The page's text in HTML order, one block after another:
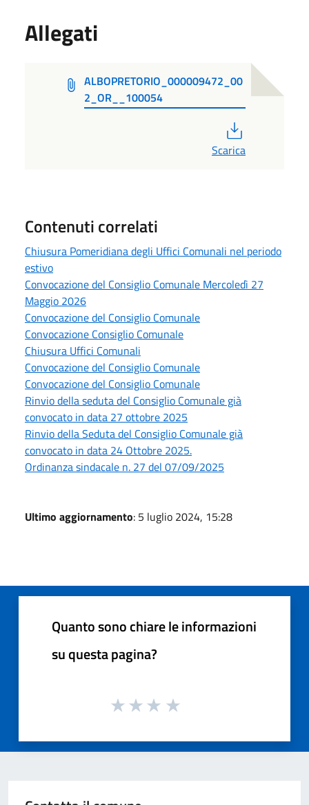
Allegati
ALBOPRETORIO_000009472_00
2_OR__100054
Scarica
Contenuti correlati
Chiusura Pomeridiana degli Uffici Comunali nel periodo
estivo
Convocazione del Consiglio Comunale Mercoledì 27
Maggio 2026
Convocazione del Consiglio Comunale
Convocazione Consiglio Comunale
Chiusura Uffici Comunali
Convocazione del Consiglio Comunale
Convocazione del Consiglio Comunale
Rinvio della seduta del Consiglio Comunale già
convocato in data 27 ottobre 2025
Rinvio della Seduta del Consiglio Comunale già
convocato in data 24 Ottobre 2025.
Ordinanza sindacale n. 27 del 07/09/2025
Ultimo aggiornamento: 5 luglio 2024, 15:28
Quanto sono chiare le informazioni
su questa pagina?